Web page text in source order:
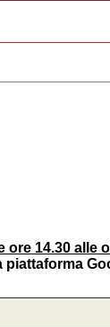
ore 14.30 alle